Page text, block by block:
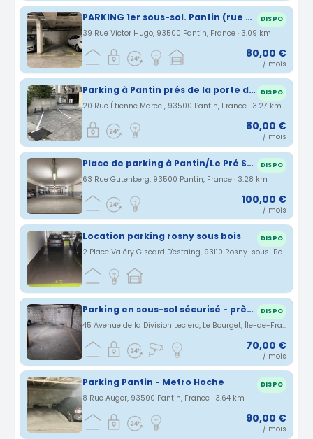
PARKING 1er sous-sol. Pantin (rue Victor Hugo entre Eglise et Mairie) DISPO
39 Rue Victor Hugo, 93500 Pantin, France · 3.09 km
80,00 €
/ mois
Parking à Pantin prés de la porte de Pantin Métro Hoche à 5 mns à pied de Paris , 1 minute de la piste cyclable Canal de l'Ourcq proche métro, tramway et gare RER et bus DISPO
20 Rue Étienne Marcel, 93500 Pantin, France · 3.27 km
80,00 €
/ mois
Place de parking à Pantin/Le Pré Saint-Gervais DISPO
63 Rue Gutenberg, 93500 Pantin, France · 3.28 km
100,00 €
/ mois
Location parking rosny sous bois DISPO
2 Place Valéry Giscard D'estaing, 93110 Rosny-sous-Bois, France · 3.3 km
Parking en sous-sol sécurisé - près de la gare du Bourget DISPO
45 Avenue de la Division Leclerc, Le Bourget, Île-de-France, France · 3.38 km
70,00 €
/ mois
Parking Pantin - Metro Hoche DISPO
8 Rue Auger, 93500 Pantin, France · 3.64 km
90,00 €
/ mois